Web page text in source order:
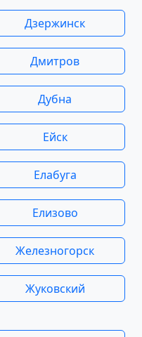
Дзержинск
Дмитров
Дубна
Ейск
Елабуга
Елизово
Железногорск
Жуковский